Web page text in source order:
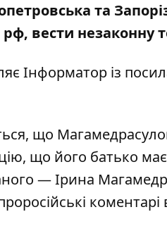
та
вести незаконну
Інформатор із
що
що його батько
— Ірина